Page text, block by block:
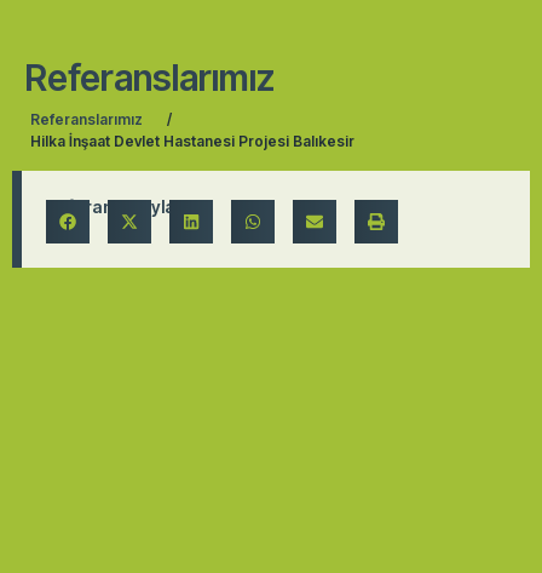
Referanslarımız
Referanslarımız
/
Hilka İnşaat Devlet Hastanesi Projesi Balıkesir
Referansı Paylaş